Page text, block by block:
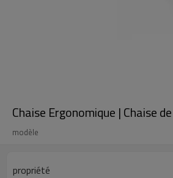
Chaise Ergonomique | Chaise
modèle
propriété